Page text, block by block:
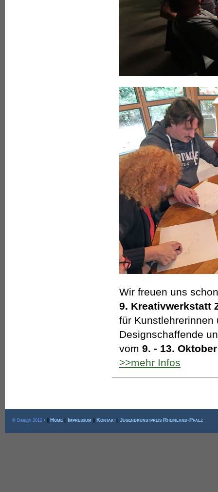
Wir freuen uns
9. Kreativwerkstatt
für Kunstlehrerinnen
Designschaffende
vom 9. - 13.
>>mehr Infos
© Design 2012 • Home Impressum Kontakt Jugendkunstpreis Rheinland-Pfalz